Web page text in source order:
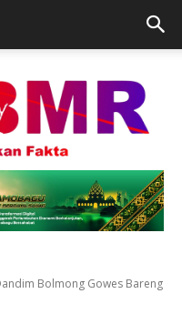
Bolmong Gowes Bareng